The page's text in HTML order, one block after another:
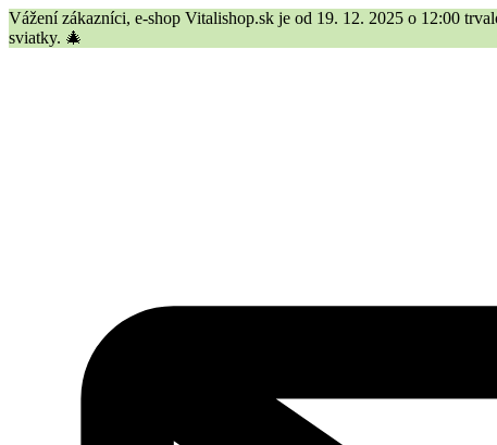
Vážení zákazníci, e-shop Vitalishop.sk je od 19. 12. 2025 o 12:00
sviatky. 🎄